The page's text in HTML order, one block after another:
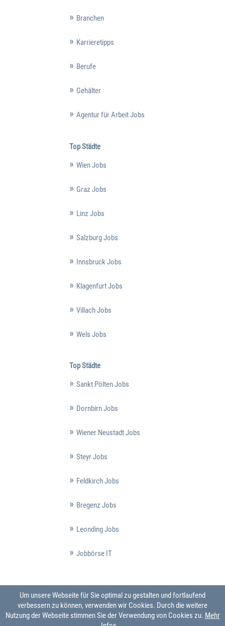
Branchen
Karrieretipps
Berufe
Gehälter
Agentur für Arbeit Jobs
Top Städte
Wien Jobs
Graz Jobs
Linz Jobs
Salzburg Jobs
Innsbruck Jobs
Klagenfurt Jobs
Villach Jobs
Wels Jobs
Top Städte
Sankt Pölten Jobs
Dornbirn Jobs
Wiener Neustadt Jobs
Steyr Jobs
Feldkirch Jobs
Bregenz Jobs
Leonding Jobs
Jobbörse IT
Um unsere Webseite für Sie optimal zu gestalten und fortlaufend
verbessern zu können, verwenden wir Cookies. Durch die weitere
Nutzung der Webseite stimmen Sie der Verwendung von Cookies zu. Mehr